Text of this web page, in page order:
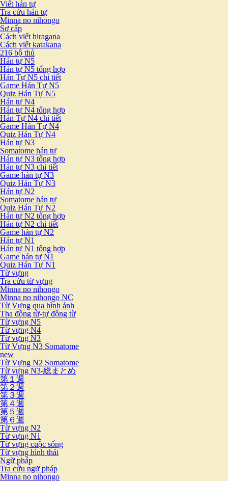
Viết hán tự
Tra cứu hán tự
Minna no nihongo
Sơ cấp
Cách viết hiragana
Cách viết katakana
216 bộ thủ
Hán tự N5
Hán tự N5 tổng hợp
Hán Tự N5 chi tiết
Game Hán Tự N5
Quiz Hán Tự N5
Hán tự N4
Hán tự N4 tổng hợp
Hán Tự N4 chi tiết
Game Hán Tự N4
Quiz Hán Tự N4
Hán tự N3
Somatome hán tự
Hán tự N3 tổng hợp
Hán tự N3 chi tiết
Game hán tự N3
Quiz Hán Tự N3
Hán tự N2
Somatome hán tự
Quiz Hán Tự N2
Hán tự N2 tổng hợp
Hán tự N2 chi tiết
Game hán tự N2
Hán tự N1
Hán tự N1 tổng hợp
Game hán tự N1
Quiz Hán Tự N1
Từ vựng
Tra cứu từ vựng
Minna no nihongo
Minna no nihongo NC
Từ Vựng qua hình ảnh
Tha động từ-tự động từ
Từ vựng N5
Từ vựng N4
Từ vựng N3
Từ Vựng N3 Somatome
new
Từ Vựng N2 Somatome
Từ vựng N3-総まとめ
第１週
第２週
第３週
第４週
第５週
第６週
Từ vựng N2
Từ vựng N1
Từ vựng cuộc sống
Từ vựng hình thái
Ngữ pháp
Tra cứu ngữ pháp
Minna no nihongo